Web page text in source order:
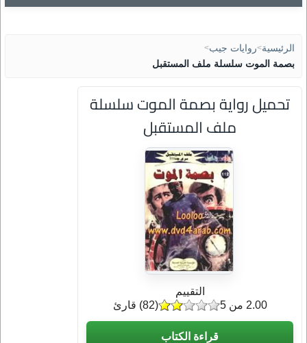
الرئيسية>روايات جيب>
بصمة الموت سلسلة ملف المستقبل
تحميل رواية بصمة الموت سلسلة
ملف المستقبل
التقييم
(
82) قارئ 2.00 من 5
قراءة الكتاب